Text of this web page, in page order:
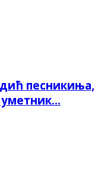
песникиња,